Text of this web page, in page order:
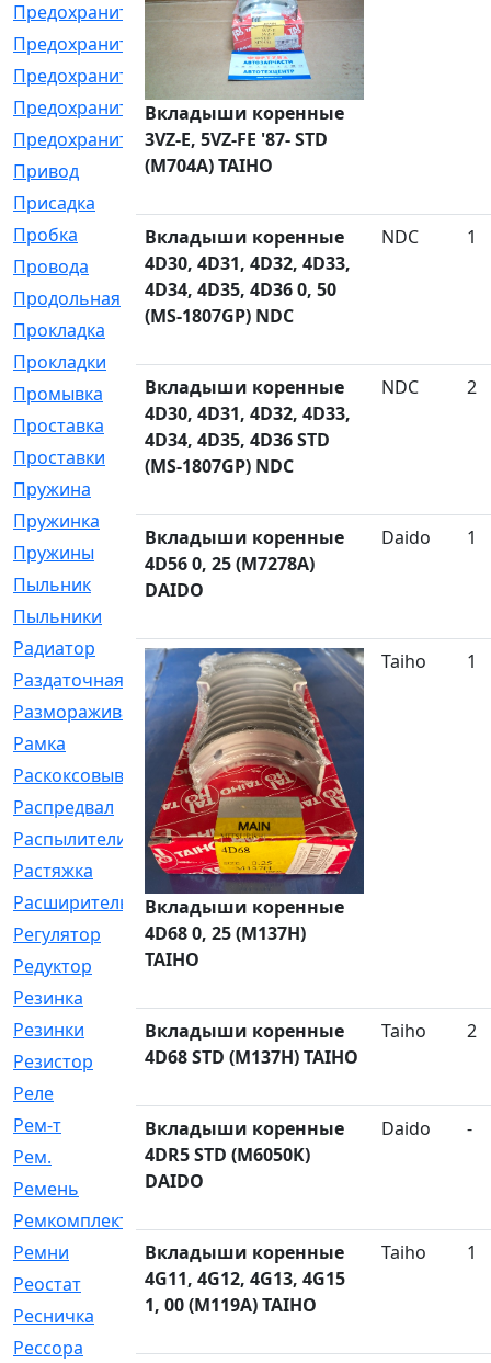
Предохранитель
[32]
Предохранитель_б
[18]
Предохранитель_м
[21]
Предохранитель_фл.[13]
Предохранительная
[2]
Привод
[198]
Присадка
Пробка
[1]
Провода
[231]
Продольная
[1]
Прокладка
[2726]
Прокладки
[25]
Промывка
[13]
Проставка
[58]
Проставки
[38]
Пружина
Пружинка
[1]
Пружины
[326]
Пыльник
[1202]
Пыльники
Радиатор
[916]
Раздаточная
[1]
Размораживатель
[1]
Рамка
[29]
Раскоксовывание
[4]
Распредвал
[41]
Распылители
[226]
Растяжка
[1]
Расширительный
[9]
Регулятор
[5]
Редуктор
[17]
Резинка
Резинки
[6]
Резистор
[1]
Реле
Рем-т
[7]
Рем.
[2]
Ремень
[2060]
Ремкомплект
Ремни
[21]
Реостат
[1]
Ресничка
[25]
Рессора
[51]
Вкладыши коренные
3VZ-E, 5VZ-FE '87- STD
(M704A) TAIHO
Вкладыши коренные
4D30, 4D31, 4D32, 4D33,
4D34, 4D35, 4D36 0, 50
(MS-1807GP) NDC
NDC 1
Вкладыши коренные
4D30, 4D31, 4D32, 4D33,
4D34, 4D35, 4D36 STD
(MS-1807GP) NDC
NDC 2
Вкладыши коренные
4D56 0, 25 (M7278A)
DAIDO
Daido 1
Вкладыши коренные
4D68 0, 25 (M137H)
TAIHO
Taiho 1
Вкладыши коренные
4D68 STD (M137H) TAIHO
Taiho 2
Вкладыши коренные
4DR5 STD (M6050K)
DAIDO
Daido -
Вкладыши коренные
4G11, 4G12, 4G13, 4G15
1, 00 (M119A) TAIHO
Taiho 1